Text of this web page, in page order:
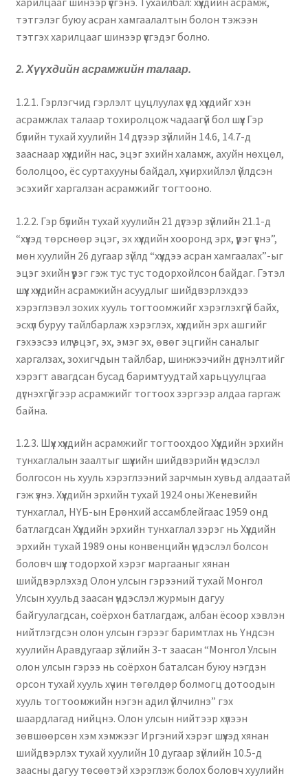
тэтгэлэг буюу асран хамгаалалтын болон тэжээн
тэтгэх харилцааг шинээр үүсгэдэг болно.
2. Хүүхдийн асрамжийн талаар.
1.2.1. Гэрлэгчид гэрлэлт цуцлуулах үед хүүхдийг хэн
асрамжлах талаар тохиролцож чадаагүй бол шүүх Гэр
бүлийн тухай хуулийн 14 дүгээр зүйлийн 14.6, 14.7-д
зааснаар хүүхдийн нас, эцэг эхийн халамж, ахуйн нөхцөл,
бололцоо, ёс суртахууны байдал, хүчирхийлэл үйлдсэн
эсэхийг харгалзан асрамжийг тогтооно.
1.2.2. Гэр бүлийн тухай хуулийн 21 дүгээр зүйлийн 21.1-д
“хүүхэд төрснөөр эцэг, эх хүүхдийн хооронд эрх, үүрэг үүснэ”,
мөн хуулийн 26 дугаар зүйлд “хүүхдээ асран хамгаалах”-ыг
эцэг эхийн үүрэг гэж тус тус тодорхойлсон байдаг. Гэтэл
шүүх хүүхдийн асрамжийн асуудлыг шийдвэрлэхдээ
хэрэглэвэл зохих хууль тогтоомжийг хэрэглэхгүй байх,
эсхүл буруу тайлбарлаж хэрэглэх, хүүхдийн эрх ашгийг
гэхээсээ илүү эцэг, эх, эмэг эх, өвөг эцгийн саналыг
харгалзах, зохигчдын тайлбар, шинжээчийн дүгнэлтийг
хэрэгт авагдсан бусад баримтуудтай харьцуулцгаа
дүгнэхгүйгээр асрамжийг тогтоох зэргээр алдаа гаргаж
байна.
1.2.3. Шүүх хүүхдийн асрамжийг тогтоохдоо Хүүхдийн эрхийн
тунхаглалын заалтыг шүүхийн шийдвэрийн үндэслэл
болгосон нь хууль хэрэглээний зарчмын хувьд алдаатай
гэж үзнэ. Хүүхдийн эрхийн тухай 1924 оны Женевийн
тунхаглал, НҮБ-ын Ерөнхий ассамблейгаас 1959 онд
батлагдсан Хүүхдийн эрхийн тунхаглал зэрэг нь Хүүхдийн
эрхийн тухай 1989 оны конвенцийн үндэслэл болсон
боловч шүүх тодорхой хэрэг маргааныг хянан
шийдвэрлэхэд Олон улсын гэрээний тухай Монгол
Улсын хуульд заасан үндэслэл журмын дагуу
байгуулагдсан, соёрхон батлагдаж, албан ёсоор хэвлэн
нийтлэгдсэн олон улсын гэрээг баримтлах нь Үндсэн
хуулийн Аравдугаар зүйлийн 3-т заасан “Монгол Улсын
олон улсын гэрээ нь соёрхон баталсан буюу нэгдэн
орсон тухай хууль хүчин төгөлдөр болмогц дотоодын
хууль тогтоомжийн нэгэн адил үйлчилнэ” гэх
шаардлагад нийцнэ. Олон улсын нийтээр хүлээн
зөвшөөрсөн хэм хэмжээг Иргэний хэрэг шүүхэд хянан
шийдвэрлэх тухай хуулийн 10 дугаар зүйлийн 10.5-д
заасны дагуу төсөөтэй хэрэглэж болох боловч хуулийн